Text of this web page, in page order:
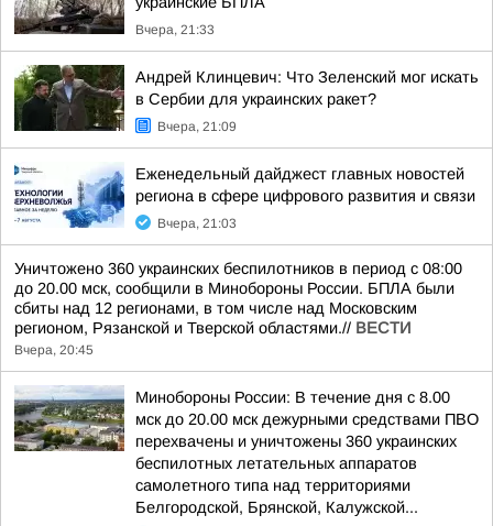
Вчера, 21:33
Андрей Клинцевич: Что Зеленский мог искать
в Сербии для украинских ракет?
Вчера, 21:09
Еженедельный дайджест главных новостей
региона в сфере цифрового развития и связи
Вчера, 21:03
Уничтожено 360 украинских беспилотников в период с 08:00
до 20.00 мск, сообщили в Минобороны России. БПЛА были
сбиты над 12 регионами, в том числе над Московским
регионом, Рязанской и Тверской областями.// ВЕСТИ
Вчера, 20:45
Минобороны России: В течение дня с 8.00
мск до 20.00 мск дежурными средствами ПВО
перехвачены и уничтожены 360 украинских
беспилотных летательных аппаратов
самолетного типа над территориями
Белгородской, Брянской, Калужской...